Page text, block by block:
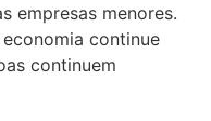
empresas menores.
continue
continuem